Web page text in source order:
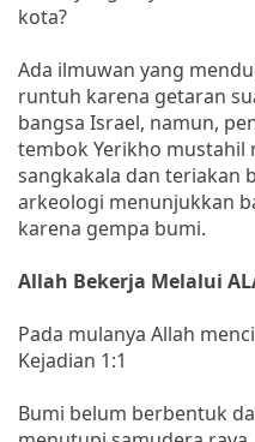
kota?
Ada ilmuwan yang
runtuh karena getaran
bangsa Israel, namun,
tembok Yerikho
sangkakala dan teriakan
arkeologi menunjukkan
karena gempa bumi.
Allah Bekerja Melalui
Pada mulanya Allah
Kejadian 1:1
Bumi belum berbentuk